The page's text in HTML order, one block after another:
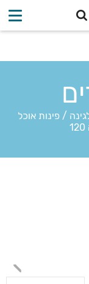
/ פינות אוכל
›